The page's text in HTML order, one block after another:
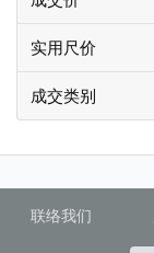
实用尺价
成交类别
联络我们